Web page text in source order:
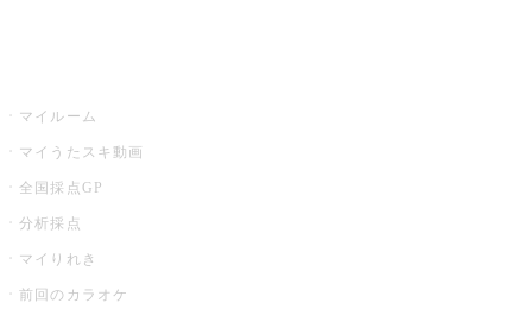
マイルーム
マイうたスキ動画
全国採点GP
分析採点
マイりれき
前回のカラオケ